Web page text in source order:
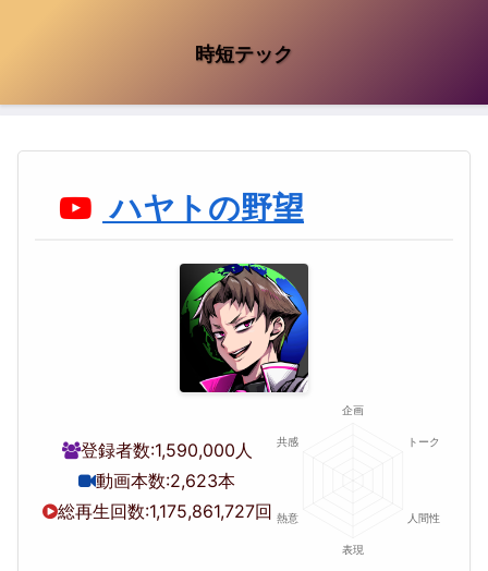
時短テック
ハヤトの野望
登録者数:1,590,000人
動画本数:2,623本
総再生回数:1,175,861,727回